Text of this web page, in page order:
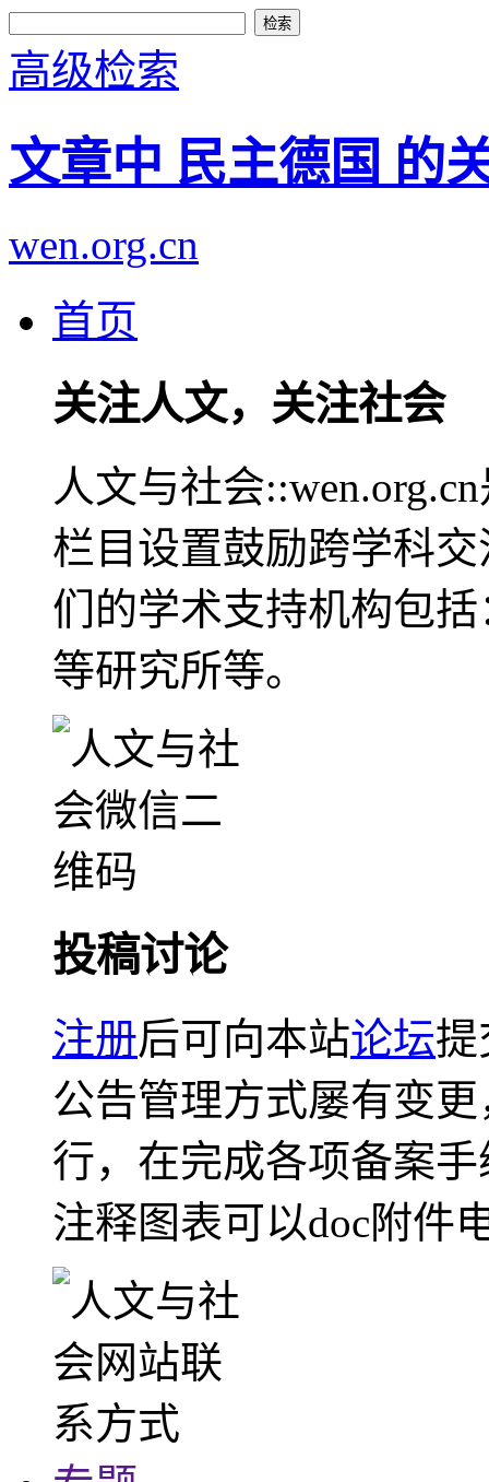
高级检索
文章中 民主德国 的
wen.org.cn
首页
关注人文，关注社会
人文与社会
栏目设置鼓励跨学科
们的学术支持机构包
等研究所等。
投稿讨论
注册后可向本站论坛提
公告管理方式屡有变
行，在完成各项备案
注释图表可以doc附件